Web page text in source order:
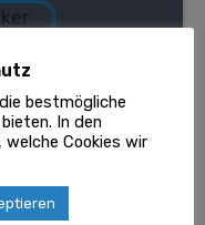
Ihr
bestmögliche
In den
welche Cookies wir